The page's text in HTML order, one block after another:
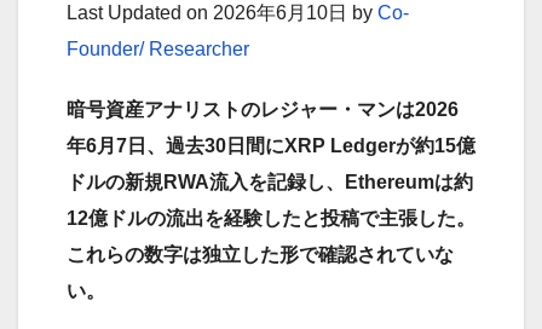
Last Updated on 2026年6月10日 by Co-
Founder/ Researcher
暗号資産アナリストのレジャー・マンは2026
年6月7日、過去30日間にXRP Ledgerが約15億
ドルの新規RWA流入を記録し、Ethereumは約
12億ドルの流出を経験したと投稿で主張した。
これらの数字は独立した形で確認されていな
い。